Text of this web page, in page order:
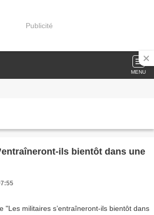
Publicité
MENU
ils bientôt dans une